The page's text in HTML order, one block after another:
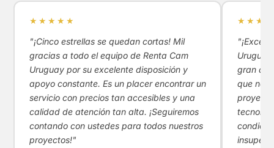
★★★★★
"¡Cinco estrellas se quedan cortas! Mil
gracias a todo el equipo de Renta Cam
Uruguay por su excelente disposición y
apoyo constante. Es un placer encontrar un
servicio con precios tan accesibles y una
calidad de atención tan alta. ¡Seguiremos
contando con ustedes para todos nuestros
proyectos!"
gran
que nos